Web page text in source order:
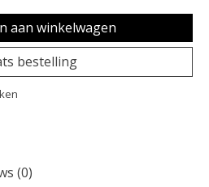
aan winkelwagen
bestelling
(0)